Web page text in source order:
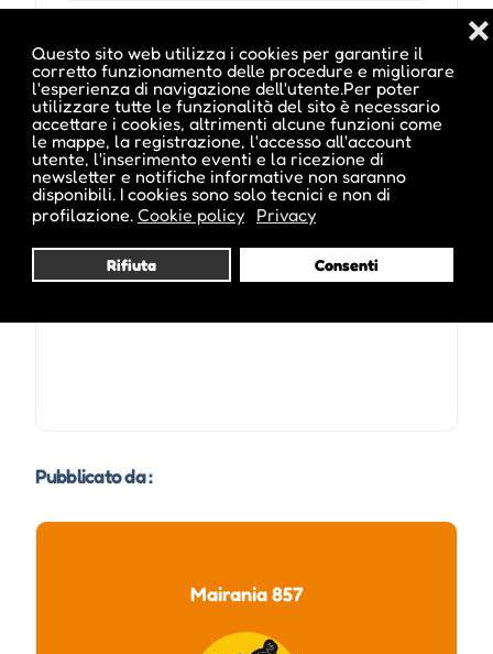
Questo sito web utilizza i cookies per garantire il
corretto funzionamento delle procedure e migliorare
l'esperienza di navigazione dell'utente.Per poter
utilizzare tutte le funzionalità del sito è necessario
accettare i cookies, altrimenti alcune funzioni come
le mappe, la registrazione, l'accesso all'account
utente, l'inserimento eventi e la ricezione di
newsletter e notifiche informative non saranno
disponibili. I cookies sono solo tecnici e non di
profilazione. Cookie policy Privacy
Rifiuta Consenti
❌
https://www.mairania857.org/evento/lospite-
donore-festa-2/
Date e orari evento :
Pubblicato da :
Mairania 857